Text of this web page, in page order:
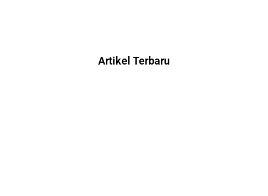
Artikel Terbaru